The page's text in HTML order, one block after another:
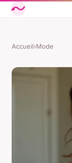
Accueil›Mode